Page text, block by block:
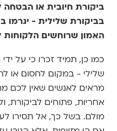
ביקורת חיובית או
בביקורת שלילית - יגרמו
האמון שרוחשים
כמו כן, תמיד זכרו כי על
שלילי - במקום לחסום או
מראים לאנשים שאין לכם
אחריות, פתוחים לביקורת,
מולם. בשל כך, אל תסירו